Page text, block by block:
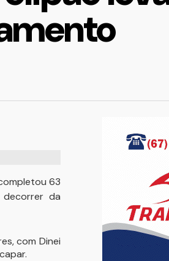
63
decorrer da
com Dinei